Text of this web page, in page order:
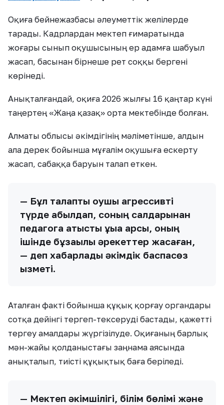
Оқиға бейнежазбасы әлеуметтік желілерде
тарады. Кадрлардан мектеп ғимаратында
жоғары сынып оқушысының ер адамға шабуыл
жасап, басынан бірнеше рет соққы бергені
көрінеді.
Анықталғандай, оқиға 2026 жылғы 16 қаңтар күні
таңертең «Жаңа қазақ» орта мектебінде болған.
Алматы облысы әкімдігінің мәліметінше, алдын
ала дерек бойынша мұғалім оқушыға ескерту
жасап, сабаққа баруын талап еткен.
— Бұл талапты оқушы агрессивті
түрде қабылдап, соның салдарынан
педагогқа қатысты құқыққа қарсы, оның
ішінде бұзақылық әрекеттер жасаған,
— деп хабарлады әкімдік баспасөз
қызметі.
Аталған факті бойынша құқық қорғау органдары
сотқа дейінгі тергеп-тексеруді бастады, қажетті
тергеу амалдары жүргізілуде. Оқиғаның барлық
мән-жайы қолданыстағы заңнама аясында
анықталып, тиісті құқықтық баға беріледі.
— Мектеп әкімшілігі, білім бөлімі және